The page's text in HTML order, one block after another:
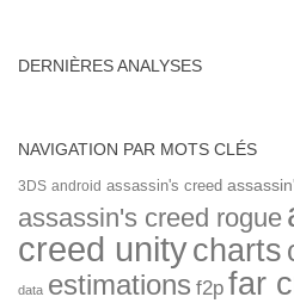
DERNIÈRES ANALYSES
NAVIGATION PAR MOTS CLÉS
3DS android assassin's creed
assassin's creed rogue
creed unitycharts
data estimations f2p far